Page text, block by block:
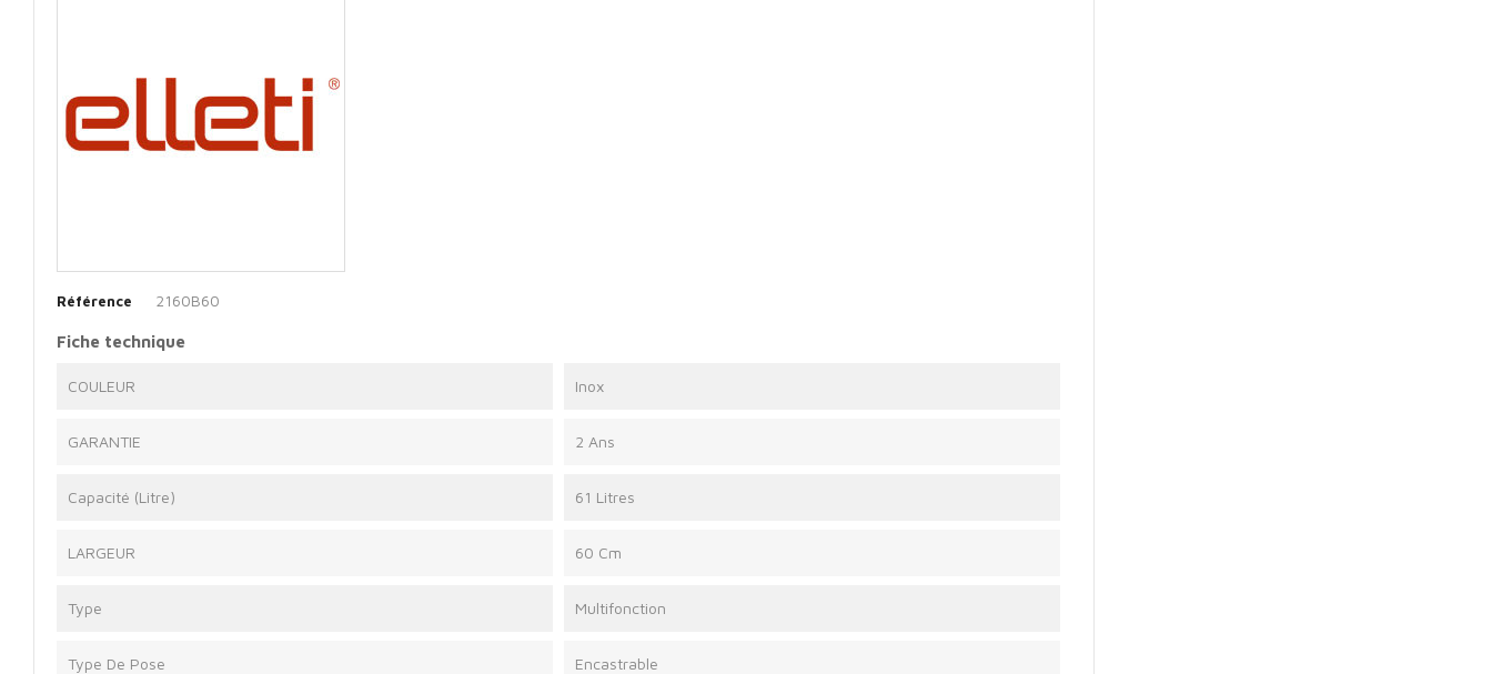
Référence 2160B60
Fiche technique
COULEUR Inox
GARANTIE 2 Ans
Capacité (Litre) 61 Litres
LARGEUR 60 Cm
Type Multifonction
Type De Pose Encastrable